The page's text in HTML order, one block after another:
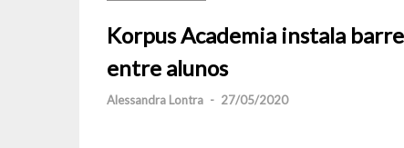
Korpus Academia instala
entre alunos
Alessandra Lontra - 27/05/2020